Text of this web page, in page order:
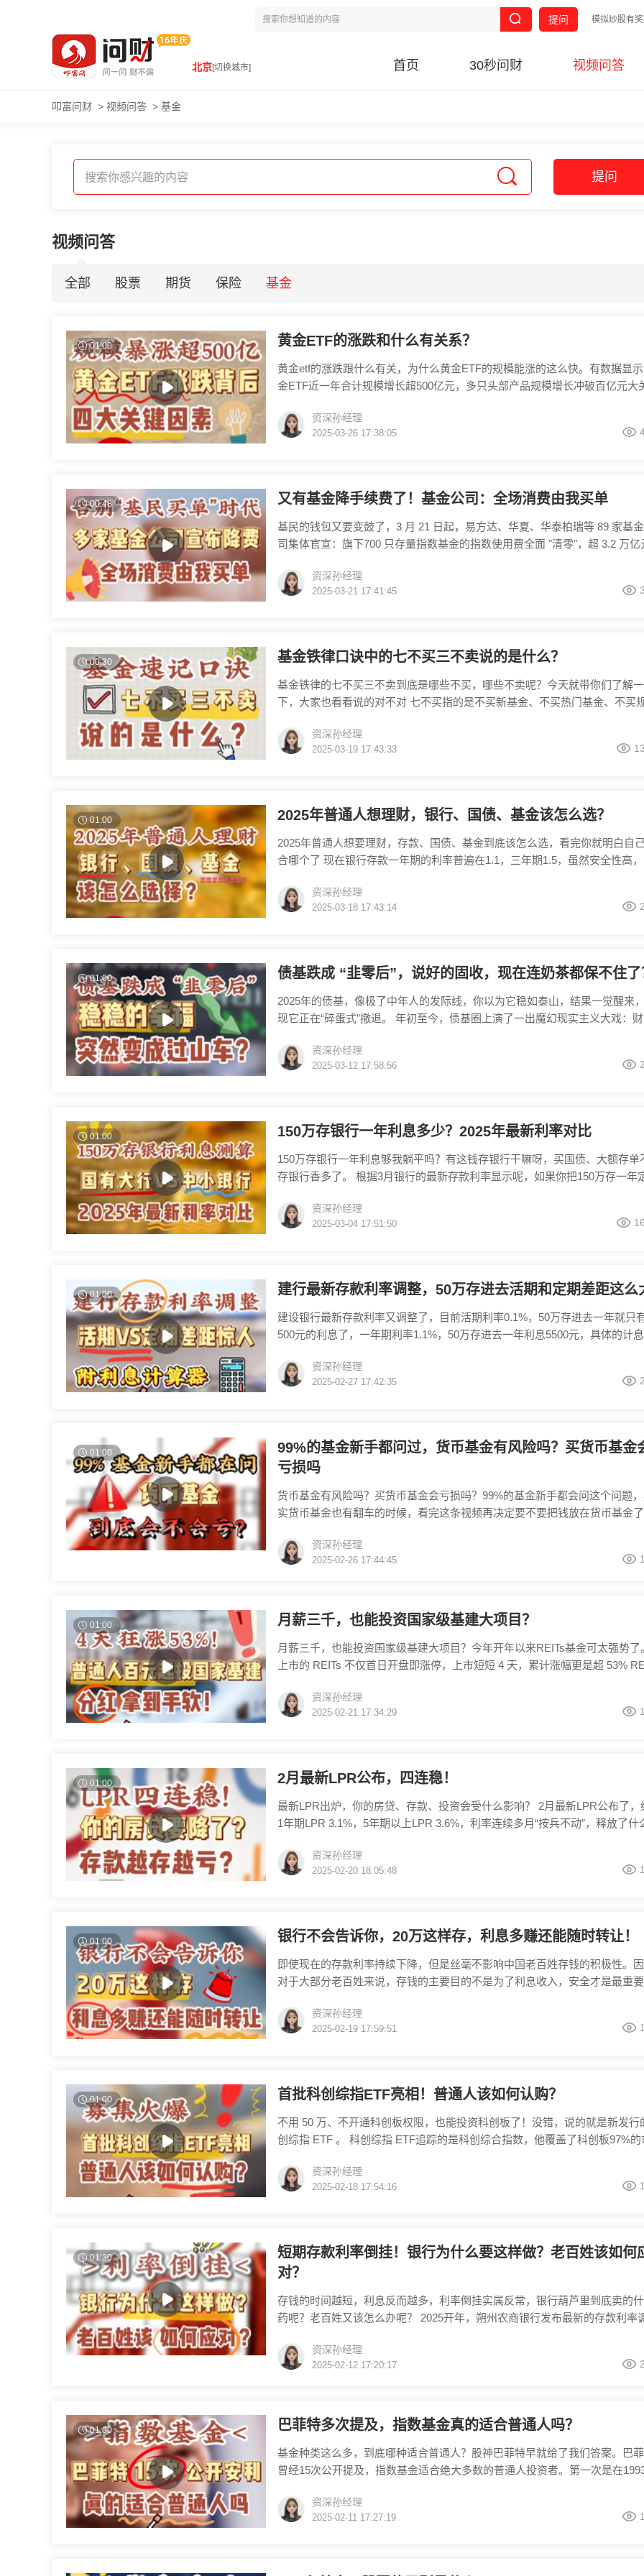
模拟炒股有
提问
北京[切换城市] 首页 30秒问财 视频问答
叩富问财 > 视频问答 > 基金
提问
视频问答
全部 股票 期货 保险 基金
01:00 黄金ETF的涨跌和什么有关系？
黄金etf的涨跌跟什么有关，为什么黄金ETF的规模能涨的这么快。有数据显
金ETF近一年合计规模增长超500亿元，多只头部产品规模增长冲破百亿元大
攀升，当黄金价格上涨的时候，黄金ETF的净值也会随之上涨，想精准把握黄
投资？关注公众号【叩富问财】，发送关键词 “黄金”，实时金价、投资策略
资深孙经理
2025-03-26 17:38:05
00:48 又有基金降手续费了！基金公司：全场消费由我买单
基民的钱包又要变鼓了，3 月 21 日起，易方达、华夏、华泰柏瑞等 89 家基
司集体官宣：旗下700 只存量指数基金的指数使用费全面 "清零"，超 3.2 万亿
投 1000 元沪深 300 指数基金，一年下来可少交约30 元，十年就是 300 元，这
降费不是数字游戏，而是监管与行业真刀真枪的 “让利”。当基金
资深孙经理
2025-03-21 17:41:45
00:30 基金铁律口诀中的七不买三不卖说的是什么？
基金铁律的七不买三不卖到底是哪些不买，哪些不卖呢？今天就带你们了解一
下，大家也看看说的对不对 七不买指的是不买新基金、不买热门基金、不买
买费用过高的基金、不买与自己风险承受能力不匹配的基金 三不卖指的是不卖
绩长期稳定的基金、不卖市场低迷时的基金、不卖未达到预期收益的基金。
资深孙经理
2025-03-19 17:43:33
01:00 2025年普通人想理财，银行、国债、基金该怎么选？
2025年普通人想要理财，存款、国债、基金到底该怎么选，看完你就明白自
合哪个了 现在银行存款一年期的利率普遍在1.1，三年期1.5，虽然安全性高，
更明显一下，3月10日发行的储蓄国债利率在2%左右，优势是能锁定长期利率
适合追求稳健的中长期投资者，但是额度有限，非常难抢。 基金呢收益弹性
资深孙经理
2025-03-18 17:43:14
01:00 债基跌成 “韭零后”，说好的固收，现在连奶茶都保不住了
2025年的债基，像极了中年人的发际线，你以为它稳如泰山，结果一觉醒来
现它正在“碎蛋式”撤退。 年初至今，债基圈上演了一出魔幻现实主义大戏：
头让韭菜们集体破防，兴华的纯债基金直接募集失败，成为2025年首只“出道
圈”的选手，基民这下都慌了，说好的稳稳幸福呢，突然变成过山车了。 这次
资深孙经理
2025-03-12 17:58:56
01:00 150万存银行一年利息多少？2025年最新利率对比
150万存银行一年利息够我躺平吗？有这钱存银行干嘛呀，买国债、大额存单
存银行香多了。 根据3月银行的最新存款利率显示呢，如果你把150万存一年
一年期利率在1.75%，利息是26250元，那放在余额宝行不行，余额宝他就是
基金，今天的万份收益是0.4,150万放一年大概是21900。 其实稳健理财方面
资深孙经理
2025-03-04 17:51:50
01:00 建行最新存款利率调整，50万存进去活期和定期差距这么
建设银行最新存款利率又调整了，目前活期利率0.1%，50万存进去一年就只
500元的利息了，一年期利率1.1%，50万存进去一年利息5500元，具体的计
这个计算器，把金额输入进去之后就自动计算出来利息是多少了。 想了解其他银
行的实时存款利率，关注公众号【叩富问财】，发送关键词“银行”，第一时间
资深孙经理
2025-02-27 17:42:35
01:00
99%的基金新手都问过，货币基金有风险吗？买货币基金
亏损吗
货币基金有风险吗？买货币基金会亏损吗？99%的基金新手都会问这个问题
实货币基金也有翻车的时候，看完这条视频再决定要不要把钱放在货币基金
风险，在一些极端情况下可能也会发生亏损，比如市场利率暴涨、债券违约或
额赎回时，在国内货基的历史上，也只发生过3次的亏损案例，因为当时新股
资深孙经理
2025-02-26 17:44:45
01:00 月薪三千，也能投资国家级基建大项目？
月薪三千，也能投资国家级基建大项目？今年开年以来REITs基金可太强势了
上市的 REITs 不仅首日开盘即涨停，上市短短 4 天，累计涨幅更是超 53%
构负责投资与运营不动产，再把综合收益按比例分给投资者。 那他的优势就是
益稳定、门槛低，用几百甚至几十元就能让普通人也能参与到大型不动产项
资深孙经理
2025-02-21 17:34:29
01:00 2月最新LPR公布，四连稳！
最新LPR出炉，你的房贷、存款、投资会受什么影响？ 2月最新LPR公布了，
1年期LPR 3.1%，5年期以上LPR 3.6%，利率连续多月“按兵不动”，释放了什
LPR降，贷款利息少；LPR稳，市场预期稳。所以说呢，LPR的调整会对三类
产生直接的影响 第一房贷族的月供压力暂缓，5年期LPR与房贷挂钩，当前利
资深孙经理
2025-02-20 18:05:48
01:00 银行不会告诉你，20万这样存，利息多赚还能随时转让！
即使现在的存款利率持续下降，但是丝毫不影响中国老百姓存钱的积极性。
对于大部分老百姓来说，存钱的主要目的不是为了利息收入，安全才是最重要
的还可行吗？以定期存款为例，利率长期低迷，当下三年期利率还不到 2% ，
关键的是，一旦急需提前支取，利息只能按活期计算，无疑是一笔巨大的损
资深孙经理
2025-02-19 17:59:51
01:00 首批科创综指ETF亮相！普通人该如何认购？
不用 50 万、不开通科创板权限，也能投资科创板了！没错，说的就是新发行
创综指 ETF 。 科创综指 ETF追踪的是科创综合指数，他覆盖了科创板97%的
板创新企业，信息技术、生物医药占比高。这些企业科研实力强，潜力巨大，
其是春节过后，DeepSeek带动人工智能板块的行情，一直延续到现在，那投
资深孙经理
2025-02-18 17:54:16
01:30
短期存款利率倒挂！银行为什么要这样做？老百姓该如何
对？
存钱的时间越短，利息反而越多，利率倒挂实属反常，银行葫芦里到底卖的
药呢？老百姓又该怎么办呢？ 2025开年，朔州农商银行发布最新的存款利率
平或者倒挂的情况。 倒挂就是说长期储蓄的利率低于短期储蓄利率，银行为了
门红冲业绩，吸引更多的客户来存钱，就把 1 年期定期存款利率提高了。那
资深孙经理
2025-02-12 17:20:17
01:00 巴菲特多次提及，指数基金真的适合普通人吗？
基金种类这么多，到底哪种适合普通人？股神巴菲特早就给了我们答案。巴
曾经15次公开提及，指数基金适合绝大多数的普通人投资者。第一次是在
都能打败大部分的专业基金经理。” 这里面有两个关键词，定期、指数基金。
数基金就是以特定指数为标的，比如沪深300数、标普500等等，他的优势在
资深孙经理
2025-02-11 17:27:19